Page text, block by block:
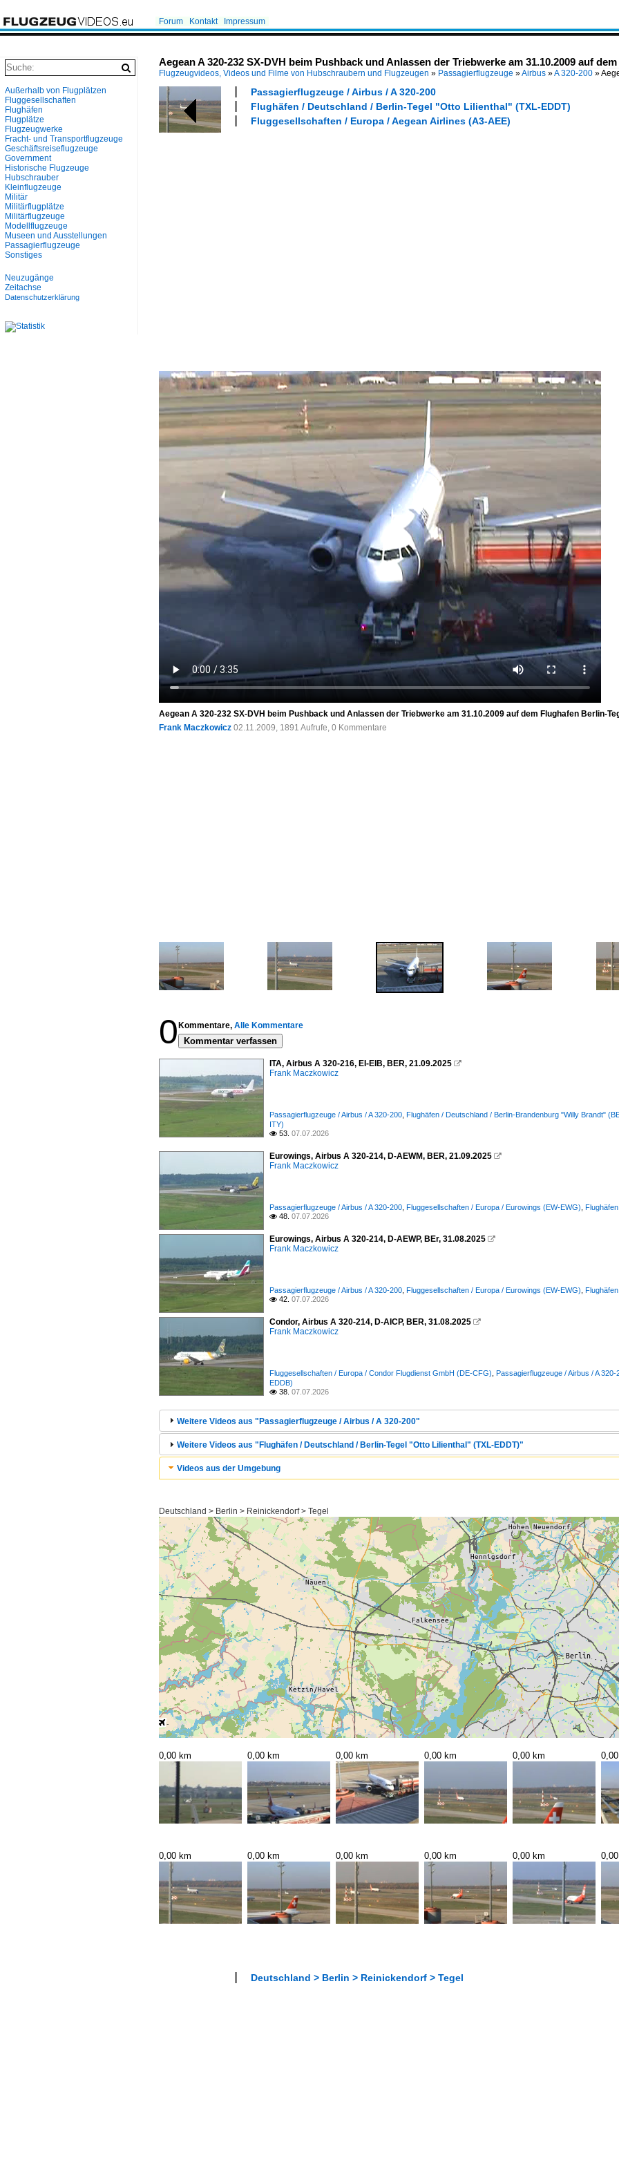
Forum Kontakt Impressum
Aegean A 320-232 SX-DVH beim Pushback und Anlassen der Triebwerke am 31.10.2009 auf
Flugzeugvideos, Videos und Filme von Hubschraubern und Flugzeugen » Passagierflugzeuge »Airbus »A 320-200 »
Passagierflugzeuge / Airbus / A 320-200
Flughäfen / Deutschland / Berlin-Tegel "Otto Lilienthal" (TXL-EDDT)
Fluggesellschaften / Europa / Aegean Airlines (A3-AEE)
Aegean A 320-232 SX-DVH beim Pushback und Anlassen der Triebwerke am 31.10.2009 auf dem Flughafen Berlin-
Frank Maczkowicz 02.11.2009, 1891 Aufrufe, 0 Kommentare
0 Kommentare, Alle Kommentare
Kommentar verfassen
ITA, Airbus A 320-216, EI-EIB, BER, 21.09.2025 
Frank Maczkowicz
Passagierflugzeuge / Airbus / A 320-200 Flughäfen / Deutschland / Berlin-Brandenburg "Willy Brandt"
ITY)
 53. 07.07.2026
Eurowings, Airbus A 320-214, D-AEWM, BER, 21.09.2025 
Frank Maczkowicz
Passagierflugzeuge / Airbus / A 320-200 Fluggesellschaften / Europa / Eurowings (EW-EWG)
 48. 07.07.2026
Eurowings, Airbus A 320-214, D-AEWP, BEr, 31.08.2025 
Frank Maczkowicz
Passagierflugzeuge / Airbus / A 320-200 Fluggesellschaften / Europa / Eurowings (EW-EWG)
 42. 07.07.2026
Condor, Airbus A 320-214, D-AICP, BER, 31.08.2025 
Frank Maczkowicz
Fluggesellschaften / Europa / Condor Flugdienst GmbH (DE-CFG) Passagierflugzeuge / Airbus / A 320-
EDDB)
 38. 07.07.2026
Weitere Videos aus "Passagierflugzeuge / Airbus / A 320-200"
Weitere Videos aus "Flughäfen / Deutschland / Berlin-Tegel "Otto Lilienthal" (TXL-EDDT)"
Videos aus der Umgebung
Deutschland > Berlin > Reinickendorf > Tegel
0,00 km 0,00 km 0,00 km 0,00 km 0,00 km
0,00 km 0,00 km 0,00 km 0,00 km 0,00 km
Deutschland > Berlin > Reinickendorf > Tegel
Außerhalb von Flugplätzen
Fluggesellschaften
Flughäfen
Flugplätze
Flugzeugwerke
Fracht- und Transportflugzeuge
Geschäftsreiseflugzeuge
Government
Historische Flugzeuge
Hubschrauber
Kleinflugzeuge
Militär
Militärflugplätze
Militärflugzeuge
Modellflugzeuge
Museen und Ausstellungen
Passagierflugzeuge
Sonstiges
Neuzugänge
Zeitachse
Datenschutzerklärung